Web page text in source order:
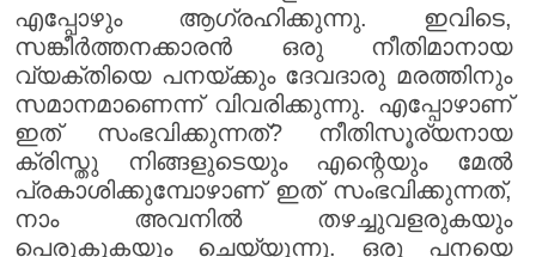
എപ്പോഴും ആഗ്രഹിക്കുന്നു. ഇവിടെ,
സങ്കീർത്തനക്കാരൻ ഒരു നീതിമാനായ
വ്യക്തിയെ പനയ്ക്കും ദേവദാരു മരത്തിനും
സമാനമാണെന്ന് വിവരിക്കുന്നു. എപ്പോഴാണ്
ഇത് സംഭവിക്കുന്നത്? നീതിസൂര്യനായ
ക്രിസ്തു നിങ്ങളുടെയും എന്റെയും മേൽ
പ്രകാശിക്കുമ്പോഴാണ് ഇത് സംഭവിക്കുന്നത്,
നാം അവനിൽ തഴച്ചുവളരുകയും
പെരുകുകയും ചെയ്യുന്നു. ഒരു പനയെ